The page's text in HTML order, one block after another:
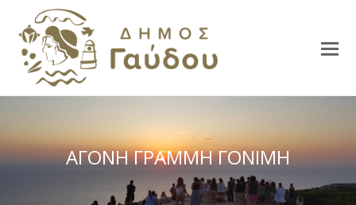
ΑΓΟΝΗ ΓΡΑΜΜΗ ΓΟΝΙΜΗ